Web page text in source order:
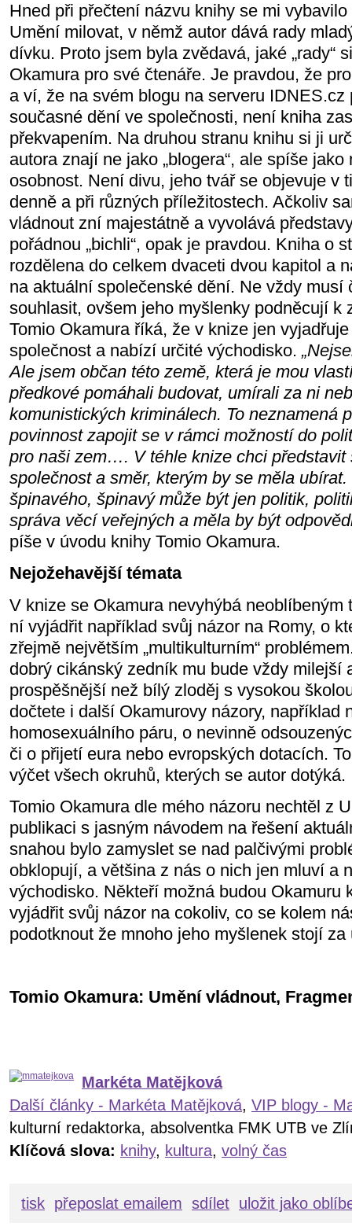
Hned při přečtení názvu knihy se mi
Umění milovat, v němž autor dává rady
dívku. Proto jsem byla zvědavá, jaké „rady“
Okamura pro své čtenáře. Je pravdou, že
a ví, že na svém blogu na serveru IDNES.cz
současné dění ve společnosti, není kniha
překvapením. Na druhou stranu knihu si ji
autora znají ne jako „blogera“, ale spíše
osobnost. Není divu, jeho tvář se objevuje v
denně a při různých příležitostech. Ačkoliv
vládnout zní majestátně a vyvolává
pořádnou „bichli“, opak je pravdou. Kniha o
rozdělena do celkem dvaceti dvou kapitol a
na aktuální společenské dění. Ne vždy musí
souhlasit, ovšem jeho myšlenky podněcují k
Tomio Okamura říká, že v knize jen
společnost a nabízí určité východisko.
Ale jsem občan této země, která je mou
předkové pomáhali budovat, umírali za ni
komunistických kriminálech. To neznamená
povinnost zapojit se v rámci možností do
pro naši zem…. V téhle knize chci představit
společnost a směr, kterým by se měla
špinavého, špinavý může být jen politik,
správa věcí veřejných a měla by být
píše v úvodu knihy Tomio Okamura.
Nejožehavější témata
V knize se Okamura nevyhýbá neoblíbeným
ní vyjádřit například svůj názor na Romy, o
zřejmě největším „multikulturním“
dobrý cikánský zedník mu bude vždy milejší
prospěšnější než bílý zloděj s vysokou
dočtete i další Okamurovy názory, například
homosexuálního páru, o nevinně
či o přijetí eura nebo evropských dotacích.
výčet všech okruhů, kterých se autor dotýká.
Tomio Okamura dle mého názoru nechtěl z
publikaci s jasným návodem na řešení
snahou bylo zamyslet se nad palčivými
obklopují, a většina z nás o nich jen mluví a
východisko. Někteří možná budou Okamuru
vyjádřit svůj názor na cokoliv, co se kolem
podotknout že mnoho jeho myšlenek stojí za
Tomio Okamura: Umění vládnout,
Markéta Matějková
Další články - Markéta Matějková, VIP blogy -
kulturní redaktorka, absolventka FMK UTB ve
Klíčová slova: knihy, kultura, volný čas
tisk přeposlat emailem sdílet uložit jako